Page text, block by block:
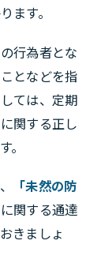
ます。
行為者とな
となどを指
ては、定期
関する正し
。
「未然の防
関する通達
きましょ